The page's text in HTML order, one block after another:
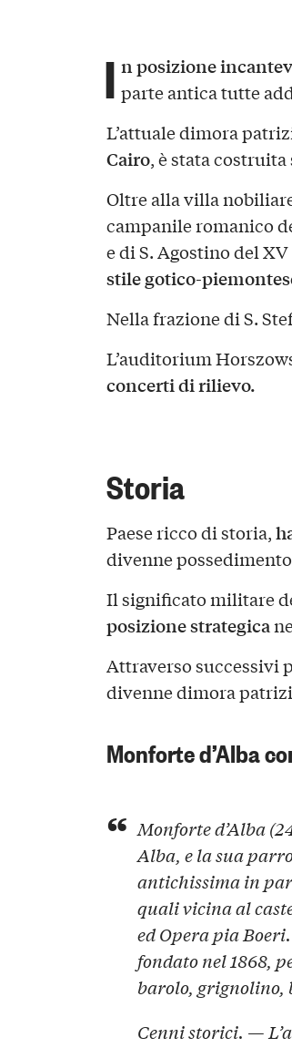
I n posizione
parte antica tutte
L’attuale dimora
Cairo, è stata
Oltre alla villa
campanile romanico
e di S. Agostino del XV
stile gotico-
Nella frazione di S.
L’auditorium
concerti di rilievo.
Storia
Paese ricco di storia,
divenne
Il significato militare
posizione strategica
Attraverso successivi
divenne dimora
Monforte d’Alba
Monforte d’Alba
Alba, e la sua
antichissima in
quali vicina al
ed Opera pia
fondato nel 1868,
barolo, grignolino,
Cenni storici. —